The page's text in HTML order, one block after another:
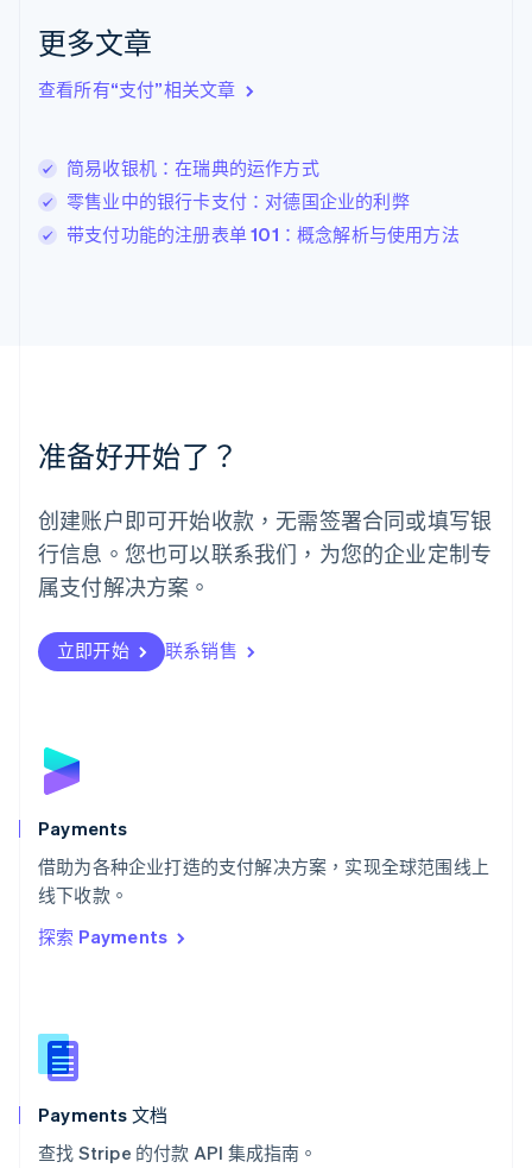
更多文章
查看所有“支付”相关文章
简易收银机：在瑞典的运作方式
零售业中的银行卡支付：对德国企业的利弊
带支付功能的注册表单 101：概念解析与使用方法
准备好开始了？
创建账户即可开始收款，无需签署合同或填写银
行信息。您也可以联系我们，为您的企业定制专
属支付解决方案。
立即开始 联系销售
Payments
借助为各种企业打造的支付解决方案，实现全球范围线上
线下收款。
探索 Payments
Payments 文档
查找 Stripe 的付款 API 集成指南。
English
English
卢森堡
罗马尼亚
English
挪威
葡萄牙
Português English
日本
日本語English
瑞典
瑞士
DeutschFrançais
English
斯洛文尼亚
泰国
ไทยEnglish
希腊
English
西班牙
新西兰
English
匈牙利
English
ItalianoEnglish